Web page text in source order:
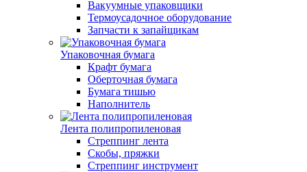
Вакуумные упаковщики
Термоусадочное оборудование
Запчасти к запайщикам
Упаковочная бумага
Крафт бумага
Оберточная бумага
Бумага тишью
Наполнитель
Лента полипропиленовая
Стреппинг лента
Скобы, пряжки
Стреппинг инструмент